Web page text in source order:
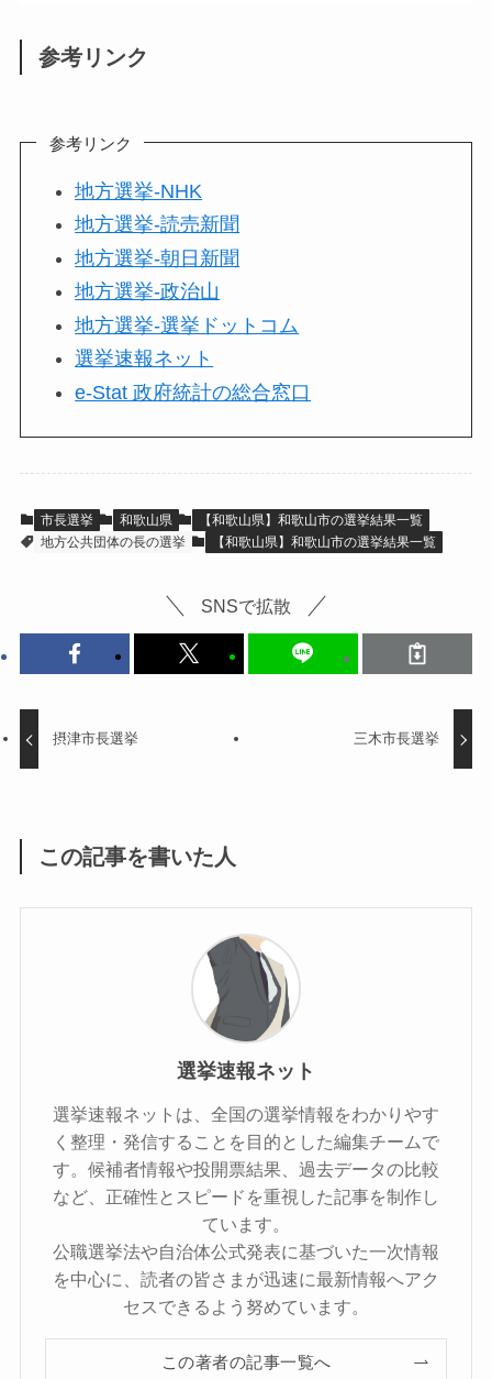
参考リンク
参考リンク
地方選挙-NHK
地方選挙-読売新聞
地方選挙-朝日新聞
地方選挙-政治山
地方選挙-選挙ドットコム
選挙速報ネット
e-Stat 政府統計の総合窓口
市長選挙 和歌山県
【和歌山県】和歌山市の選挙結果一覧
地方公共団体の長の選挙
【和歌山県】和歌山市の選挙結果一覧
SNSで拡散
摂津市長選挙 三木市長選挙
この記事を書いた人
選挙速報ネット
選挙速報ネットは、全国の選挙情報をわかりやす
く整理・発信することを目的とした編集チームで
す。候補者情報や投開票結果、過去データの比較
など、正確性とスピードを重視した記事を制作し
ています。
公職選挙法や自治体公式発表に基づいた一次情報
を中心に、読者の皆さまが迅速に最新情報へアク
セスできるよう努めています。
この著者の記事一覧へ